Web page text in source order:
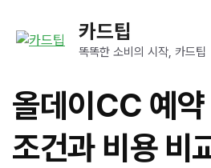
카드팁
똑똑한 소비의 시작, 카드팁
올데이CC 예
조건과 비용 비